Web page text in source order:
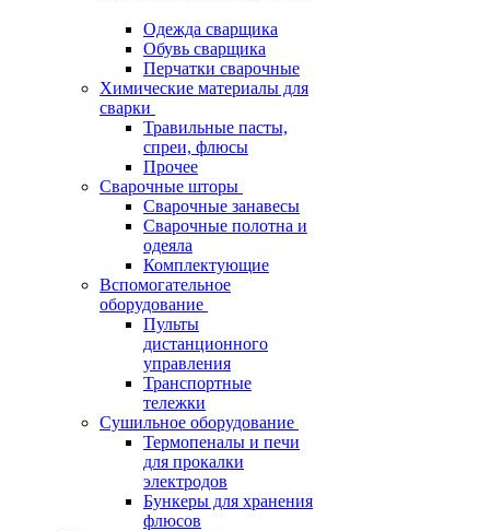
Одежда сварщика
Обувь сварщика
Перчатки сварочные
Химические материалы для
сварки
Травильные пасты,
спреи, флюсы
Прочее
Сварочные шторы
Сварочные занавесы
Сварочные полотна и
одеяла
Комплектующие
Вспомогательное
оборудование
Пульты
дистанционного
управления
Транспортные
тележки
Сушильное оборудование
Термопеналы и печи
для прокалки
электродов
Бункеры для хранения
флюсов